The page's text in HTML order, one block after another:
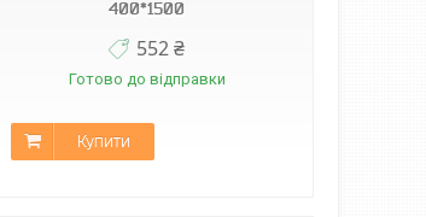
400*1500
552 ₴
Готово до відправки
Купити